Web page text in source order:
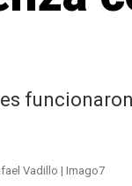
Vadillo | Imago7